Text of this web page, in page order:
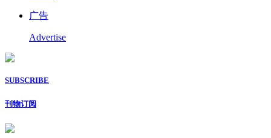
广告
Advertise
SUBSCRIBE
刊物订阅